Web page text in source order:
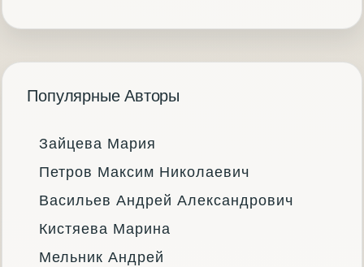
Популярные Авторы
Зайцева Мария
Петров Максим Николаевич
Васильев Андрей Александрович
Кистяева Марина
Мельник Андрей